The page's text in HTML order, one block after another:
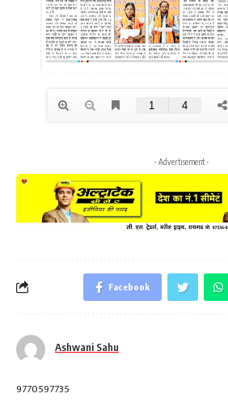
- Advertisement -
Facebook
Ashwani Sahu
9770597735